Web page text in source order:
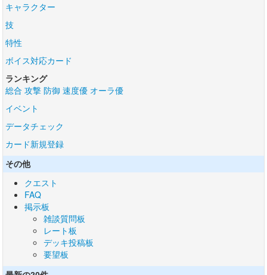
キャラクター
技
特性
ボイス対応カード
ランキング
総合 攻撃 防御 速度優 オーラ優
イベント
データチェック
カード新規登録
その他
クエスト
FAQ
掲示板
雑談質問板
レート板
デッキ投稿板
要望板